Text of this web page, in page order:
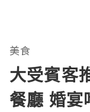
美食
大受賓客
餐廳 婚宴